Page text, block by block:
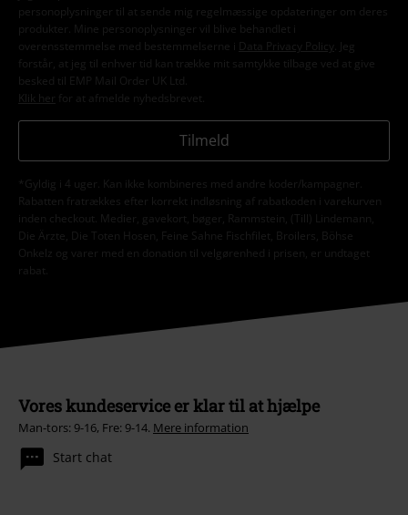
personoplysninger til at sende mig regelmæssige opdateringer om deres
produkter. Mine personoplysninger vil blive behandlet i
overensstemmelse med bestemmelserne i
Data Privacy Policy
. Jeg
forstår, at jeg til enhver tid kan trække mit samtykke tilbage ved at give
besked til EMP Mail Order UK Ltd.
Klik her
for at afmelde nyhedsbrevet.
Tilmeld
*Gyldig i 4 uger. Kan ikke kombineres med andre koder/kampagner.
Rabatten fratrækkes efter korrekt indløsning af rabatkoden i varekurven
inden checkout. Medier, gavekort, bøger, Rammstein, (Till) Lindemann,
Die Ärzte, Die Toten Hosen, Feine Sahne Fischfilet, Broilers, Böhse
Onkelz og varer med en donation til velgørenhed i prisen, er undtaget
rabat.
Vores kundeservice er klar til at hjælpe
Man-tors: 9-16, Fre: 9-14. Mere information
Start chat